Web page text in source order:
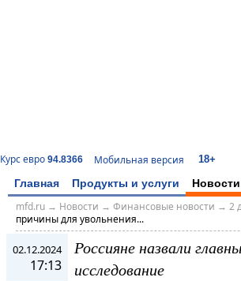
Курс евро 94.8366 Мобильная версия 18+
Главная Продукты и услуги Новости
mfd.ru→ Новости → Финансовые новости → 2
причины для увольнения...
02.12.2024
17:13
Россияне назвали
исследование